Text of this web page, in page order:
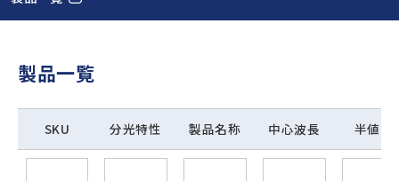
製品一覧
SKU 分光特性 製品名称 中心波長 半値幅